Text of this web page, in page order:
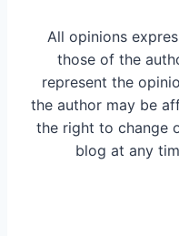
All opinions
those of the
represent the
the author may be
the right to change
blog at any